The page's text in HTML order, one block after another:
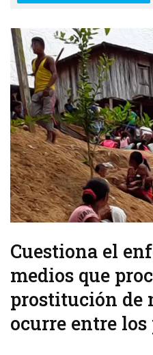
Cuestiona el
medios que
prostitución de
ocurre entre los